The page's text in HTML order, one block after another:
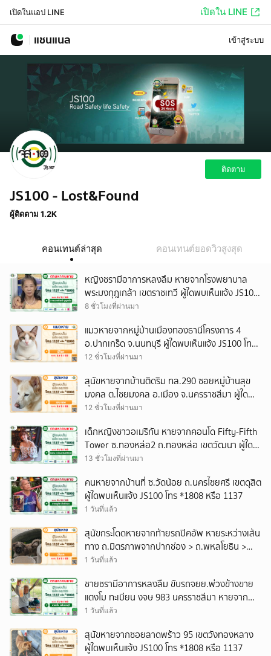
เปิดในแอป LINE เปิดใน LINE
แชนแนล เข้าสู่ระบบ
ติดตาม
JS100 - Lost&Found
ผู้ติดตาม 1.2K
คอนเทนต์ล่าสุด คอนเทนต์ยอดวิวสูงสุด
หญิงชรามีอาการหลงลืม หายจากโรงพยาบาล
พระมงกุฎเกล้า เขตราชเทวี ผู้ใดพบเห็นแจ้ง JS100
โทร *1808 หรือ 1137
8 ชั่วโมงที่ผ่านมา
แมวหายจากหมู่บ้านเมืองทองธานีโครงการ 4
อ.ปากเกร็ด จ.นนทบุรี ผู้ใดพบเห็นแจ้ง JS100 โทร
*1808 หรือ 1137
12 ชั่วโมงที่ผ่านมา
สุนัขหายจากบ้านติดริม ทล.290 ซอยหมู่บ้านสุข
มงคล ต.ไชยมงคล อ.เมือง จ.นครราชสีมา ผู้ใด
พบเห็นแจ้ง JS100 โทร *1808 หรือ 1137
12 ชั่วโมงที่ผ่านมา
เด็กหญิงชาวอเมริกัน หายจากคอนโด Fifty-Fifth
Tower ซ.ทองหล่อ2 ถ.ทองหล่อ เขตวัฒนา ผู้ใด
พบเห็นแจ้ง JS100 โทร *1808 หรือ 1137
13 ชั่วโมงที่ผ่านมา
คนหายจากบ้านที่ ซ.วัดน้อย ถ.นครไชยศรี เขตดุสิต
ผู้ใดพบเห็นแจ้ง JS100 โทร *1808 หรือ 1137
1 วันที่แล้ว
สุนัขกระโดดหายจากท้ายรถปิคอัพ หายระหว่างเส้น
ทาง ถ.มิตรภาพจากปากช่อง > ถ.พหลโยธิน >
ถ.กาญจนาภิเษก เข้าบางบัวทอง ผู้ใดพบเห็นแจ้ง
1 วันที่แล้ว
ชายชรามีอาการหลงลืม ขับรถจยย.พ่วงข้างขาย
แตงโม ทะเบียน งจษ 983 นครราชสีมา หายจาก
บ้าน ม.8 บ้านใหญ่ อ.ครบุรี จ.นครราชสีมา ผู้ใด
1 วันที่แล้ว
สุนัขหายจากซอยลาดพร้าว 95 เขตวังทองหลาง
ผู้ใดพบเห็นแจ้ง JS100 โทร *1808 หรือ 1137